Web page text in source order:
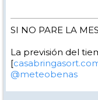
SI NO PARE LA
La previsión del
[
@meteobenas